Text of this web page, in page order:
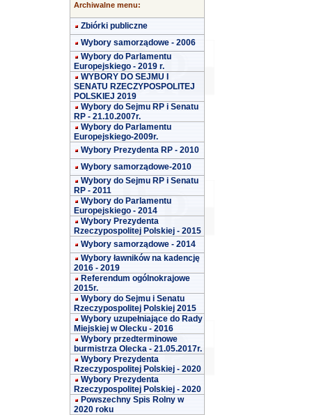
Archiwalne menu:
Zbiórki publiczne
Wybory samorządowe - 2006
Wybory do Parlamentu
Europejskiego - 2019 r.
WYBORY DO SEJMU I
SENATU RZECZYPOSPOLITEJ
POLSKIEJ 2019
Wybory do Sejmu RP i Senatu
RP - 21.10.2007r.
Wybory do Parlamentu
Europejskiego-2009r.
Wybory Prezydenta RP - 2010
Wybory samorządowe-2010
Wybory do Sejmu RP i Senatu
RP - 2011
Wybory do Parlamentu
Europejskiego - 2014
Wybory Prezydenta
Rzeczypospolitej Polskiej - 2015
Wybory samorządowe - 2014
Wybory ławników na kadencję
2016 - 2019
Referendum ogólnokrajowe
2015r.
Wybory do Sejmu i Senatu
Rzeczypospolitej Polskiej 2015
Wybory uzupełniające do Rady
Miejskiej w Olecku - 2016
Wybory przedterminowe
burmistrza Olecka - 21.05.2017r.
Wybory Prezydenta
Rzeczypospolitej Polskiej - 2020
Wybory Prezydenta
Rzeczypospolitej Polskiej - 2020
Powszechny Spis Rolny w
2020 roku